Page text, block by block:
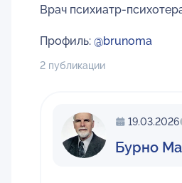
Врач психиатр-
Профиль: @brunoma
2 публикации
19.03.2026
Бурно